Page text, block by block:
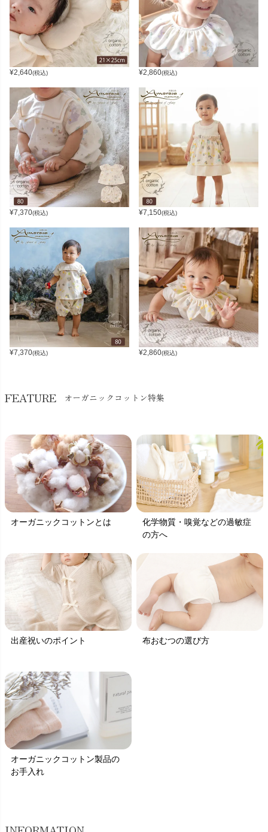
¥2,640(税込) ¥2,860(税込)
¥7,370(税込) ¥7,150(税込)
¥7,370(税込) ¥2,860(税込)
FEATURE オーガニックコットン特集
オーガニックコットンとは
化学物質・嗅覚などの過敏症
の方へ
出産祝いのポイント 布おむつの選び方
オーガニックコットン製品の
お手入れ